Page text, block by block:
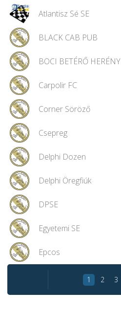
Atlantisz Sé SE
BLACK CAB PUB
BOCI BETÉRŐ HERÉNY
Carpolir FC
Corner Söröző
Csepreg
Delphi Dozen
Delphi Öregfiúk
DPSE
Egyetemi SE
Epcos
1 2 3